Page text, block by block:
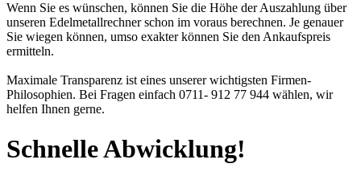
Wenn Sie es wünschen, können Sie die Höhe der Auszahlung über
unseren Edelmetallrechnerschon im voraus berechnen. Je genauer
Sie wiegen können, umso exakter können Sie den Ankaufspreis
ermitteln.
Maximale Transparenz ist eines unserer wichtigsten Firmen-
Philosophien. Bei Fragen einfach 0711- 912 77 944 wählen, wir
helfen Ihnen gerne.
Schnelle Abwicklung!